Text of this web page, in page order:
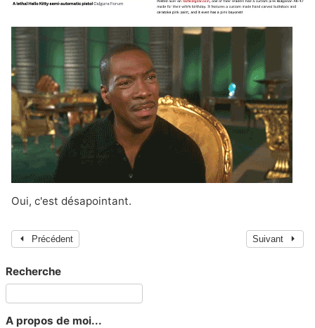
Oui, c'est désapointant.
Précédent Suivant
Recherche
A propos de moi...